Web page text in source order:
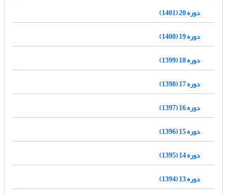
دوره 20 (1401)
دوره 19 (1400)
دوره 18 (1399)
دوره 17 (1398)
دوره 16 (1397)
دوره 15 (1396)
دوره 14 (1395)
دوره 13 (1394)